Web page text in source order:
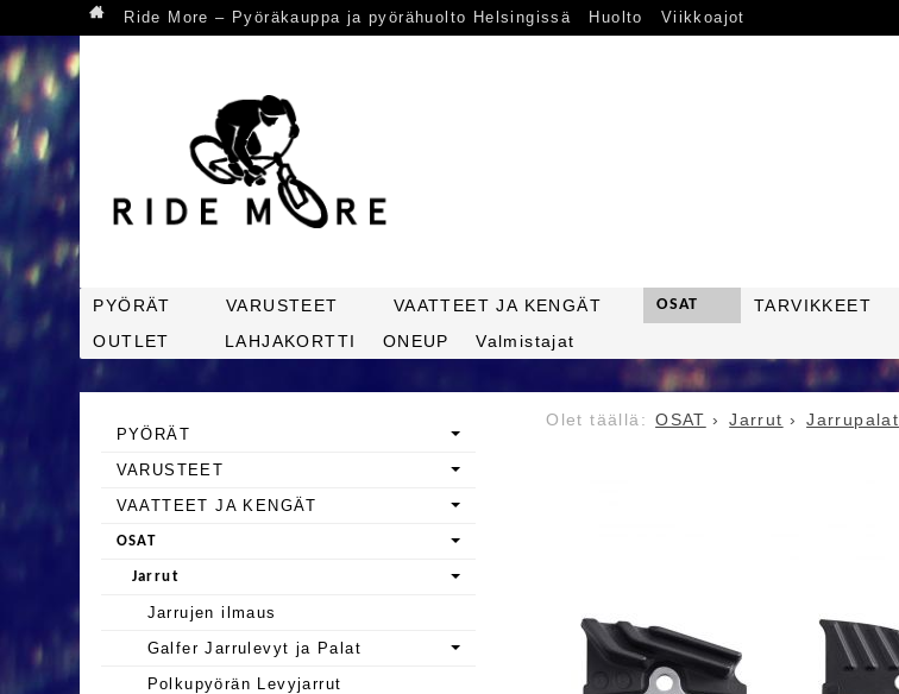
Ride More – Pyöräkauppa ja pyörähuolto Helsingissä Huolto Viikkoajot
PYÖRÄT VARUSTEET VAATTEET JA KENGÄT OSAT TARVIKKEET
OUTLET
LAHJAKORTTI ONEUP Valmistajat
OSAT Jarrut Jarrupalat
PYÖRÄT
VARUSTEET
VAATTEET JA KENGÄT
OSAT
Jarrut
Jarrujen ilmaus
Galfer Jarrulevyt ja Palat
Polkupyörän Levyjarrut